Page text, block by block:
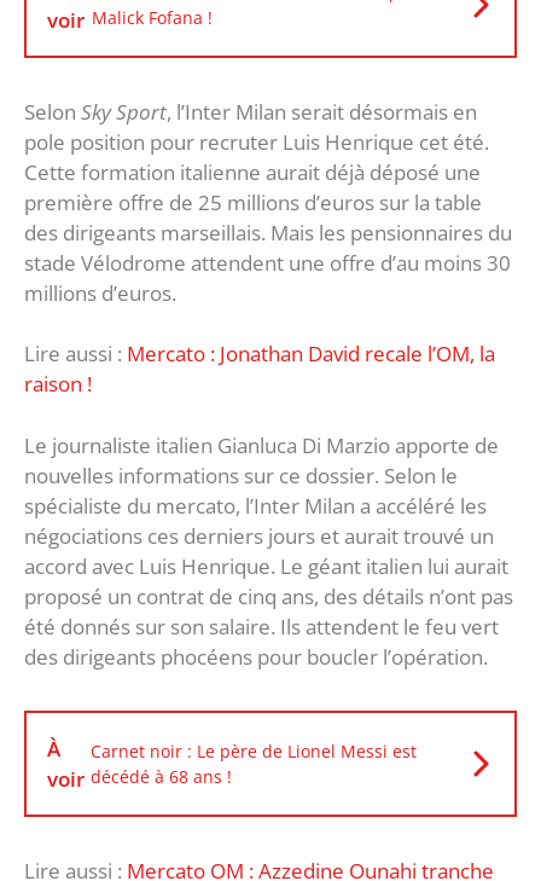
voir Malick Fofana !
Selon Sky Sport, l’Inter Milan serait désormais en
pole position pour recruter Luis Henrique cet été.
Cette formation italienne aurait déjà déposé une
première offre de 25 millions d’euros sur la table
des dirigeants marseillais. Mais les pensionnaires du
stade Vélodrome attendent une offre d’au moins 30
millions d’euros.
Lire aussi : Mercato : Jonathan David recale l’OM, la
raison !
Le journaliste italien Gianluca Di Marzio apporte de
nouvelles informations sur ce dossier. Selon le
spécialiste du mercato, l’Inter Milan a accéléré les
négociations ces derniers jours et aurait trouvé un
accord avec Luis Henrique. Le géant italien lui aurait
proposé un contrat de cinq ans, des détails n’ont pas
été donnés sur son salaire. Ils attendent le feu vert
des dirigeants phocéens pour boucler l’opération.
À
voir
Carnet noir : Le père de Lionel Messi est
décédé à 68 ans !
Lire aussi : Mercato OM : Azzedine Ounahi tranche